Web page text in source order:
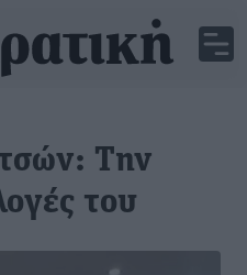
Την
του